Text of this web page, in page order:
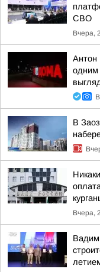
СВО
Вчера,
Антон
одним
В
Вчера,
Вадим